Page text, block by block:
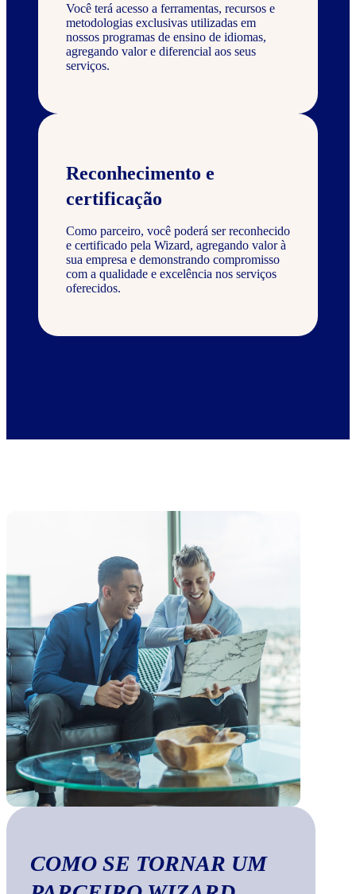
Você terá acesso a ferramentas, recursos e
metodologias exclusivas utilizadas em
nossos programas de ensino de idiomas,
agregando valor e diferencial aos seus
serviços.
Reconhecimento e
certificação
Como parceiro, você poderá ser reconhecido
e certificado pela Wizard, agregando valor à
sua empresa e demonstrando compromisso
com a qualidade e excelência nos serviços
oferecidos.
COMO SE TORNAR UM